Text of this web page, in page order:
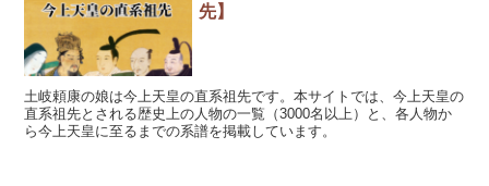
先】
土岐頼康の娘は今上天皇の直系祖先です。本サイトでは、今上天皇の
直系祖先とされる歴史上の人物の一覧（3000名以上）と、各人物か
ら今上天皇に至るまでの系譜を掲載しています。